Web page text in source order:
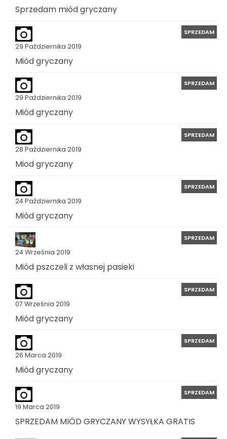
Sprzedam miód gryczany
29 Października 2019
SPRZEDAM
Miód gryczany
29 Października 2019
SPRZEDAM
Miód gryczany
28 Października 2019
SPRZEDAM
Miod gryczany
24 Października 2019
SPRZEDAM
Miód gryczany
24 Września 2019
SPRZEDAM
Miód pszczeli z własnej pasieki
07 Września 2019
SPRZEDAM
Miód gryczany
26 Marca 2019
SPRZEDAM
Miód gryczany
19 Marca 2019
SPRZEDAM
SPRZEDAM MIÓD GRYCZANY WYSYŁKA GRATIS